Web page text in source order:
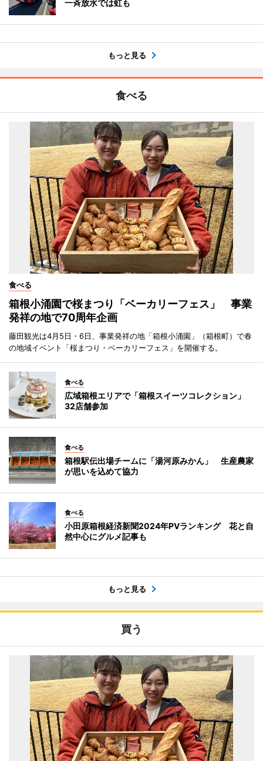
一斉放水では虹も
もっと見る
食べる
食べる
箱根小涌園で桜まつり「ベーカリーフェス」 事業
発祥の地で70周年企画
藤田観光は4月5日・6日、事業発祥の地「箱根小涌園」（箱根町）で春
の地域イベント「桜まつり・ベーカリーフェス」を開催する。
食べる
広域箱根エリアで「箱根スイーツコレクション」
32店舗参加
食べる
箱根駅伝出場チームに「湯河原みかん」 生産農家
が思いを込めて協力
食べる
小田原箱根経済新聞2024年PVランキング 花と自
然中心にグルメ記事も
もっと見る
買う